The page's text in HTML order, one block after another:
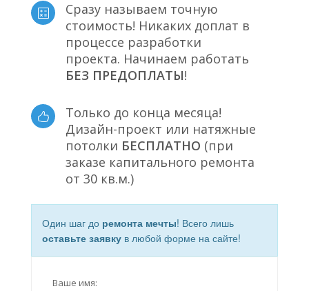
Сразу называем точную
стоимость! Никаких доплат в
процессе разработки
проекта. Начинаем работать
БЕЗ ПРЕДОПЛАТЫ!
Только до конца месяца!
Дизайн-проект или натяжные
потолки БЕСПЛАТНО (при
заказе капитального ремонта
от 30 кв.м.)
Один шаг до ремонта мечты! Всего лишь
оставьте заявку в любой форме на сайте!
Ваше имя: